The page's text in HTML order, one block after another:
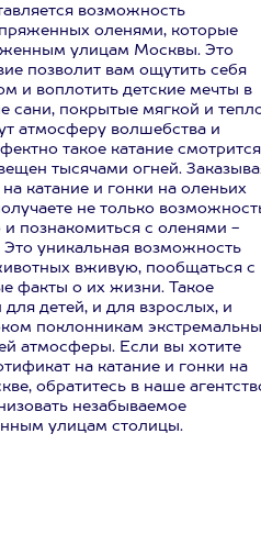
возможность
оленями, которые
улицам Москвы. Это
позволит вам ощутить себя
и воплотить детские мечты в
сани, покрытые мягкой и
атмосферу волшебства и
такое катание смотрится
тысячами огней.
катание и гонки на оленьих
не только
и познакомиться с оленями -
уникальная возможность
вживую, пообщаться с
факты о их жизни. Такое
детей, и для взрослых, и
поклонникам
атмосферы. Если вы хотите
на катание и гонки на
обратитесь в наше
незабываемое
улицам столицы.